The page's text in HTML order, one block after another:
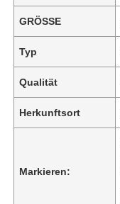
GRÖSSE
Typ
Qualität
Herkunftsort
Markieren: